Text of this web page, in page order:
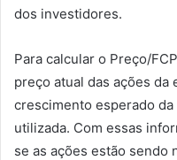
dos investidores.
Para calcular o Preço/
preço atual das ações da
crescimento esperado
utilizada. Com essas
se as ações estão sendo